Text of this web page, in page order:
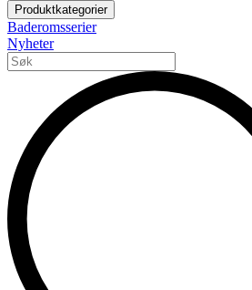
Produktkategorier
Baderomsserier
Nyheter